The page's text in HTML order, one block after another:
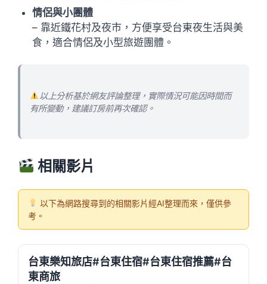
情侶與小團體
– 靠近鐵花村及夜市，方便享受台東夜生活與美
食，適合情侶及小型旅遊團體。
以上分析基於網友評論整理，實際情況可能因時間而
有所變動，建議訂房前再次確認。
相關影片
以下為網路搜尋到的相關影片經AI整理而來，僅供參
考。
台東樂知旅店#台東住宿#台東住宿推薦#台
東商旅